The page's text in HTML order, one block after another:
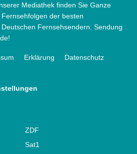
Mediathek finden Sie Ganze
der besten
Fernsehsendern. Sendung
Erklärung
Datenschutz
ZDF
Sat1